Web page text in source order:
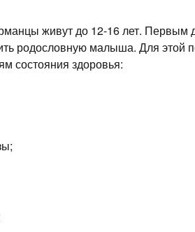
живут до 12-16 лет. Первым
родословную малыша. Для этой
состояния здоровья: